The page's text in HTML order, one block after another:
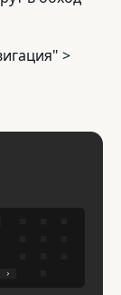
>